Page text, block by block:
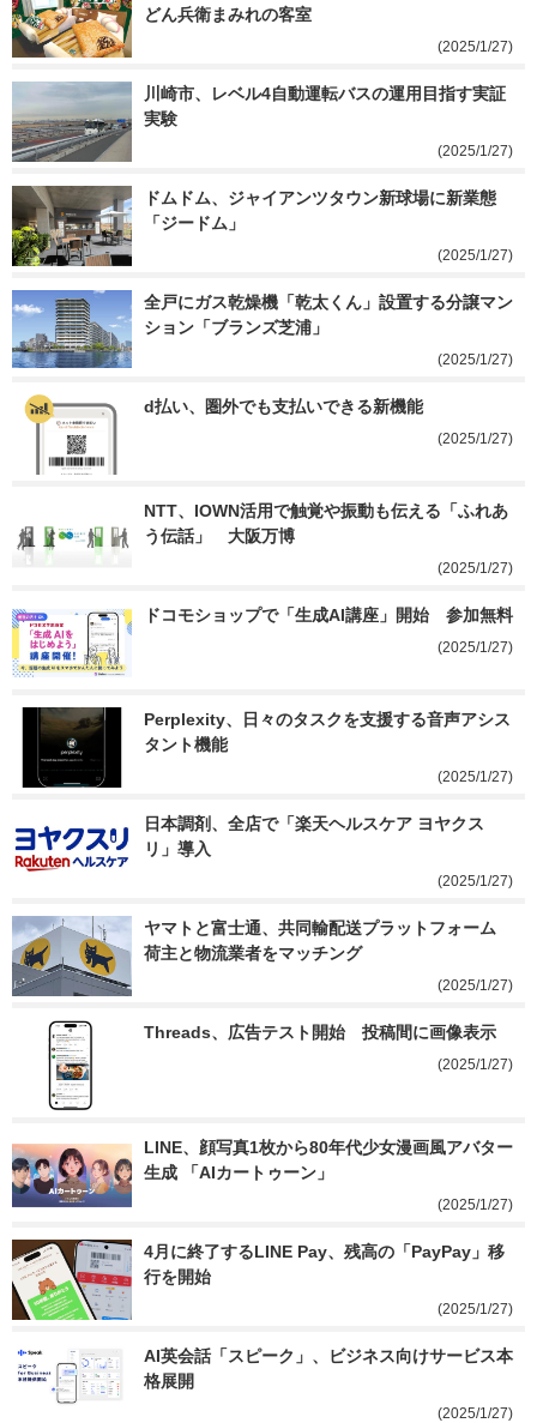
どん兵衛まみれの客室
(2025/1/27)
川崎市、レベル4自動運転バスの運用目指す実証
実験
(2025/1/27)
ドムドム、ジャイアンツタウン新球場に新業態
「ジードム」
(2025/1/27)
全戸にガス乾燥機「乾太くん」設置する分譲マン
ション「ブランズ芝浦」
(2025/1/27)
d払い、圏外でも支払いできる新機能
(2025/1/27)
NTT、IOWN活用で触覚や振動も伝える「ふれあ
う伝話」　大阪万博
(2025/1/27)
ドコモショップで「生成AI講座」開始　参加無料
(2025/1/27)
Perplexity、日々のタスクを支援する音声アシス
タント機能
(2025/1/27)
日本調剤、全店で「楽天ヘルスケア ヨヤクス
リ」導入
(2025/1/27)
ヤマトと富士通、共同輸配送プラットフォーム
荷主と物流業者をマッチング
(2025/1/27)
Threads、広告テスト開始　投稿間に画像表示
(2025/1/27)
LINE、顔写真1枚から80年代少女漫画風アバター
生成 「AIカートゥーン」
(2025/1/27)
4月に終了するLINE Pay、残高の「PayPay」移
行を開始
(2025/1/27)
AI英会話「スピーク」、ビジネス向けサービス本
格展開
(2025/1/27)